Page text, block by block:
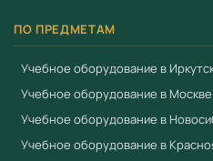
Полная комплектация с
Гарантия производителя
Работаем по 44-ФЗ и 223-
документов для
ПО ПРЕДМЕТАМ
Учебное оборудование в
Учебное оборудование в Москве
Учебное оборудование в
Учебное оборудование в